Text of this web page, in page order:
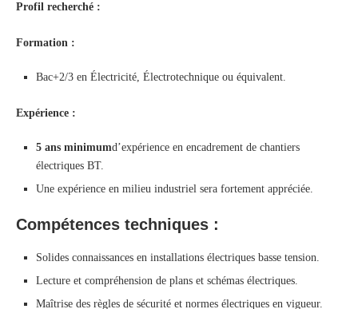
Profil recherché :
Formation :
Bac+2/3 en Électricité, Électrotechnique ou équivalent.
Expérience :
5 ans minimumd’expérience en encadrement de chantiers
électriques BT.
Une expérience en milieu industriel sera fortement appréciée.
Compétences techniques :
Solides connaissances en installations électriques basse tension.
Lecture et compréhension de plans et schémas électriques.
Maîtrise des règles de sécurité et normes électriques en vigueur.